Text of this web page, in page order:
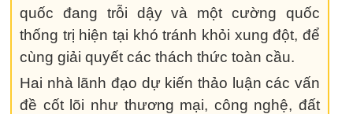
quốc đang trỗi dậy và một cường quốc
thống trị hiện tại khó tránh khỏi xung đột, để
cùng giải quyết các thách thức toàn cầu.
Hai nhà lãnh đạo dự kiến thảo luận các vấn
đề cốt lõi như thương mại, công nghệ, đất